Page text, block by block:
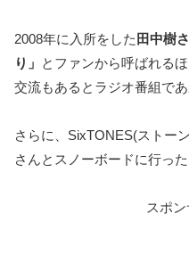
2008年に入所をした 田中樹
り」 とファンから呼ばれる
交流もあるとラジオ番組であ
さらに、SixTONES(ストー
さんとスノーボードに行っ
スポ